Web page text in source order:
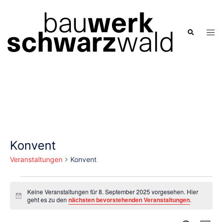
Suche
Konvent
Veranstaltungen Konvent
für
Hinweis
Keine Veranstaltungen für 8. September 2025 vorgesehen. Hier
geht es zu dennächsten bevorstehenden Veranstaltungen.